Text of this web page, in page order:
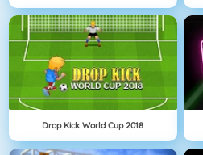
Drop Kick World Cup 2018